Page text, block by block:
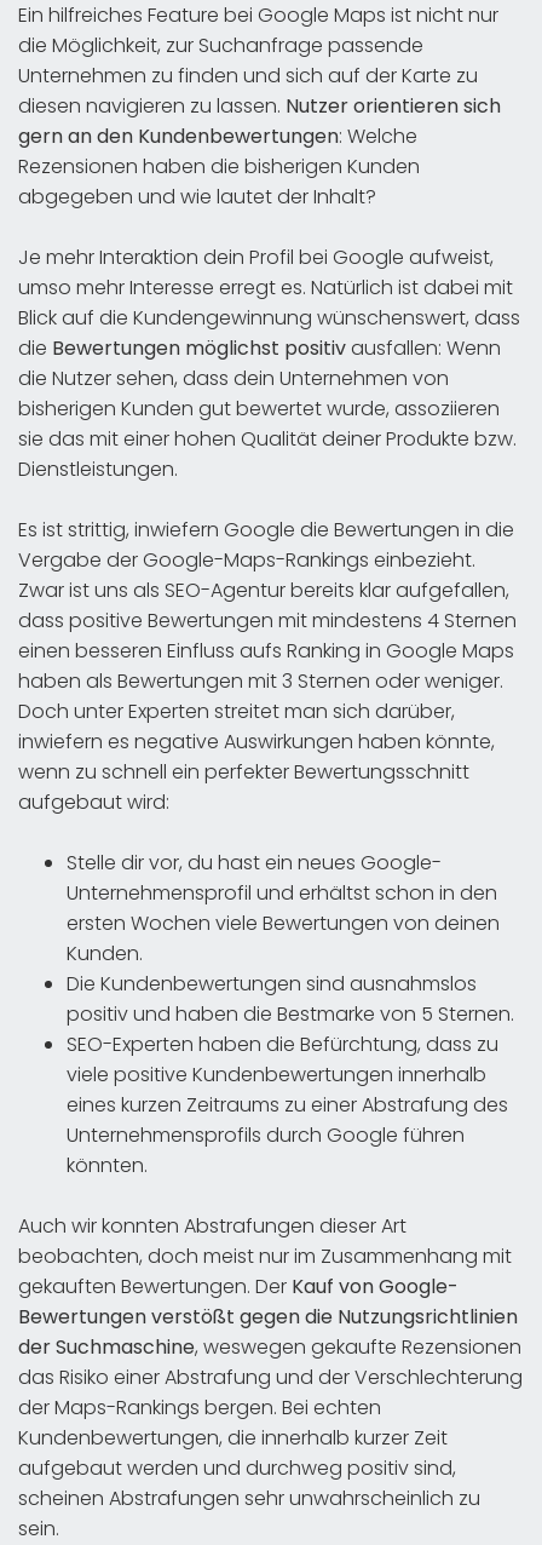
Ein hilfreiches Feature bei Google Maps ist nicht nur
die Möglichkeit, zur Suchanfrage passende
Unternehmen zu finden und sich auf der Karte zu
diesen navigieren zu lassen. Nutzer orientieren sich
gern an den Kundenbewertungen: Welche
Rezensionen haben die bisherigen Kunden
abgegeben und wie lautet der Inhalt?
Je mehr Interaktion dein Profil bei Google aufweist,
umso mehr Interesse erregt es. Natürlich ist dabei mit
Blick auf die Kundengewinnung wünschenswert, dass
die Bewertungen möglichst positivausfallen: Wenn
die Nutzer sehen, dass dein Unternehmen von
bisherigen Kunden gut bewertet wurde, assoziieren
sie das mit einer hohen Qualität deiner Produkte bzw.
Dienstleistungen.
Es ist strittig, inwiefern Google die Bewertungen in die
Vergabe der Google-Maps-Rankings einbezieht.
Zwar ist uns als SEO-Agentur bereits klar aufgefallen,
dass positive Bewertungen mit mindestens 4 Sternen
einen besseren Einfluss aufs Ranking in Google Maps
haben als Bewertungen mit 3 Sternen oder weniger.
Doch unter Experten streitet man sich darüber,
inwiefern es negative Auswirkungen haben könnte,
wenn zu schnell ein perfekter Bewertungsschnitt
aufgebaut wird:
Stelle dir vor, du hast ein neues Google-
Unternehmensprofil und erhältst schon in den
ersten Wochen viele Bewertungen von deinen
Kunden.
Die Kundenbewertungen sind ausnahmslos
positiv und haben die Bestmarke von 5 Sternen.
SEO-Experten haben die Befürchtung, dass zu
viele positive Kundenbewertungen innerhalb
eines kurzen Zeitraums zu einer Abstrafung des
Unternehmensprofils durch Google führen
könnten.
Auch wir konnten Abstrafungen dieser Art
beobachten, doch meist nur im Zusammenhang mit
gekauften Bewertungen. Der Kauf von Google-
Bewertungen verstößt gegen die Nutzungsrichtlinien
der Suchmaschine, weswegen gekaufte Rezensionen
das Risiko einer Abstrafung und der Verschlechterung
der Maps-Rankings bergen. Bei echten
Kundenbewertungen, die innerhalb kurzer Zeit
aufgebaut werden und durchweg positiv sind,
scheinen Abstrafungen sehr unwahrscheinlich zu
sein.